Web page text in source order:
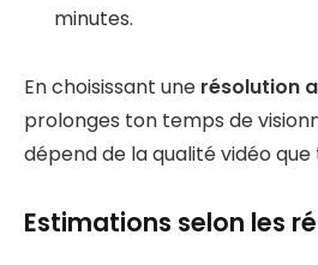
minutes.
En choisissant une résolution
prolonges ton temps de
dépend de la qualité vidéo
Estimations selon les